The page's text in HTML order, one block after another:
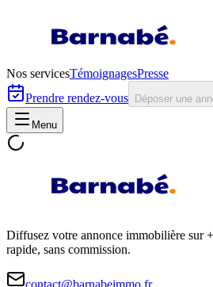
Nos servicesTémoignagesPresse
Prendre rendez-vous
Déposer une
Menu
Diffusez votre annonce immobilière sur
rapide, sans commission.
contact@barnabeimmo.fr